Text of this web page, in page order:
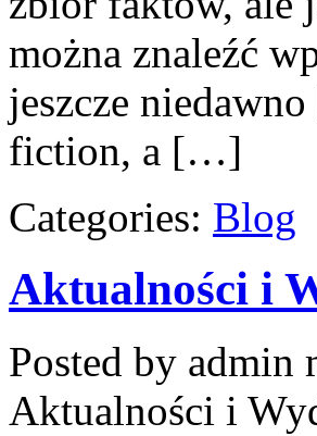
można znaleźć
jeszcze
fiction, a […]
Categories: Blog
Aktualności i
Posted by admin
Aktualności i